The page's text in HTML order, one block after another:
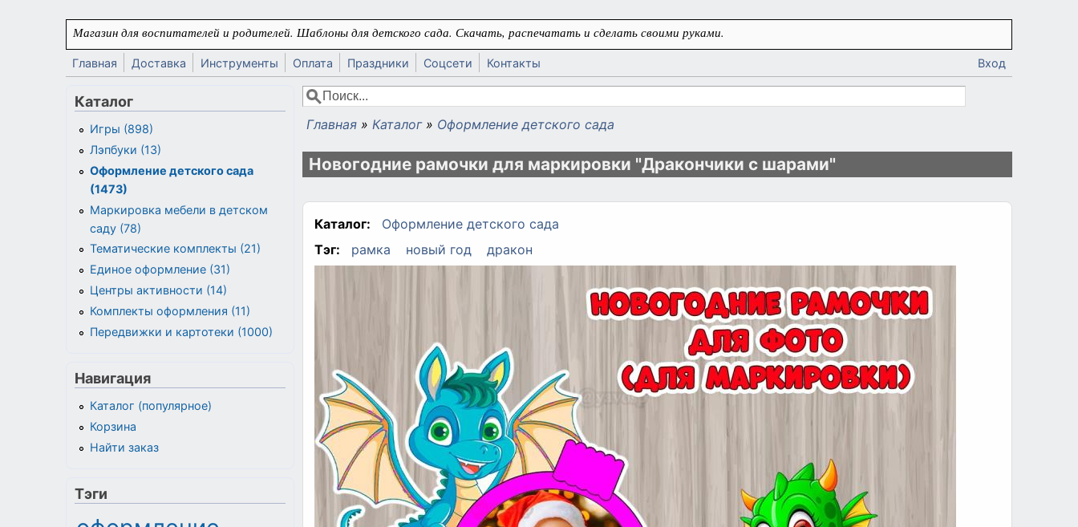
Перейти к основному содержанию
Магазин для воспитателей и родителей. Шаблоны для детского сада. Скачать, распечатать и сделать своими руками.
Главная Доставка Инструменты Оплата Праздники Соцсети Контакты Вход
Форма поиска
Поиск
Вы здесь
Главная » Каталог » Оформление детского сада
Новогодние рамочки для маркировки "Дракончики с шарами"
Каталог:
Оформление детского сада
Тэг:
рамка новый год дракон
Каталог
Игры (898)
Лэпбуки (13)
Оформление детского сада
(1473)
Маркировка мебели в детском
саду (78)
Тематические комплекты (21)
Единое оформление (31)
Центры активности (14)
Комплекты оформления (11)
Передвижки и картотеки (1000)
Навигация
Каталог (популярное)
Корзина
Найти заказ
Тэги